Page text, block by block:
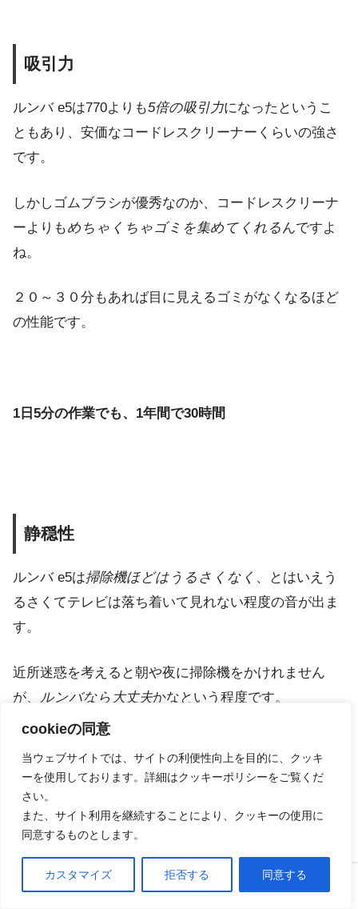
cookieの同意
当ウェブサイトでは、サイトの利便性向上を目的に、クッキ
ーを使用しております。詳細はクッキーポリシーをご覧くだ
さい。
また、サイト利用を継続することにより、クッキーの使用に
同意するものとします。
カスタマイズ 拒否する 同意する
吸引力
ルンバ e5は770よりも5倍の吸引力になったというこ
ともあり、安価なコードレスクリーナーくらいの強さ
です。
しかしゴムブラシが優秀なのか、コードレスクリーナ
ーよりもめちゃくちゃゴミを集めてくれる んですよ
ね。
２０～３０分もあれば目に見えるゴミがなくなるほど
の性能です。
1日5分の作業でも、1年間で30時間
静穏性
ルンバ e5は掃除機ほどはうるさくなく 、とはいえう
るさくてテレビは落ち着いて見れない程度の音が出ま
す。
近所迷惑を考えると朝や夜に掃除機をかけれません
が、
ルンバなら大丈夫かなという程度です。
り大きな問題だと思います笑
ルンバなら外出中のお昼時に稼働できますので、安心
して部屋を清潔に保つ